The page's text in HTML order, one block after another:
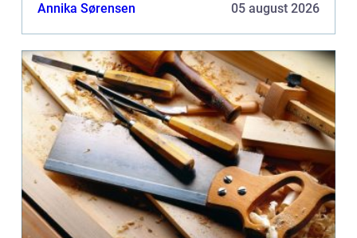
Annika Sørensen 05 august 2026